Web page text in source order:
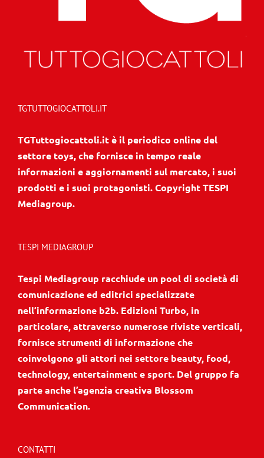
TGTUTTOGIOCATTOLI.IT
TGTuttogiocattoli.it è il periodico online del
settore toys, che fornisce in tempo reale
informazioni e aggiornamenti sul mercato, i suoi
prodotti e i suoi protagonisti. Copyright TESPI
Mediagroup.
TESPI MEDIAGROUP
Tespi Mediagroup racchiude un pool di società di
comunicazione ed editrici specializzate
nell’informazione b2b. Edizioni Turbo, in
particolare, attraverso numerose riviste verticali,
fornisce strumenti di informazione che
coinvolgono gli attori nei settore beauty, food,
technology, entertainment e sport. Del gruppo fa
parte anche l’agenzia creativa Blossom
Communication.
CONTATTI